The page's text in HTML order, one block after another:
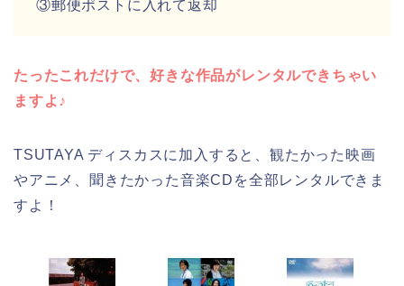
③郵便ポストに入れて返却
たったこれだけで、好きな作品がレンタルできちゃい
ますよ♪
TSUTAYA ディスカスに加入すると、観たかった映画
やアニメ、聞きたかった音楽CDを全部レンタルできま
すよ！